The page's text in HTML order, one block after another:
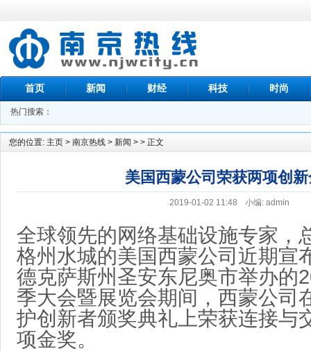
首页 新闻 财经 科技 时尚
热门搜索：
您的位置: 主页 > 南京热线 > 新闻 > > 正文
美国西蒙公司荣获两项创
2019-01-02 11:48 小编: admin
全球领先的网络基础设施专家，
格州水城的美国西蒙公司近期宣
德克萨斯州圣安东尼奥市举办的
季大会暨展览会期间，西蒙公司
护创新者颁奖典礼上荣获连接与
项金奖。